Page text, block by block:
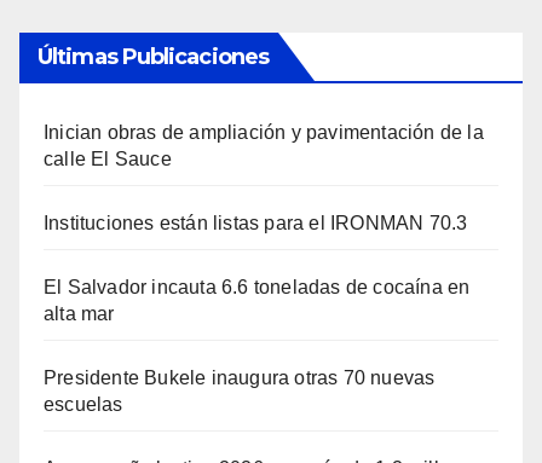
Últimas Publicaciones
Inician obras de ampliación y pavimentación de la
calle El Sauce
Instituciones están listas para el IRONMAN 70.3
El Salvador incauta 6.6 toneladas de cocaína en
alta mar
Presidente Bukele inaugura otras 70 nuevas
escuelas